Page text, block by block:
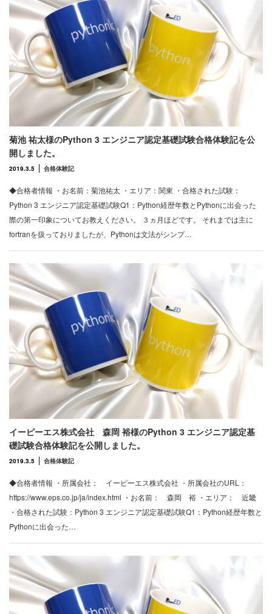
菊池 祐太様のPython 3 エンジニア認定基礎試験合格体験記を公
開しました。
2019.3.5 合格体験記
◆合格者情報 ・お名前：菊池祐太 ・エリア：関東 ・合格された試験：
Python 3 エンジニア認定基礎試験Q1：Python経歴年数とPythonに出会った
際の第一印象についてお教えください。 ３ヵ月ほどです。 それまでは主に
fortranを扱っておりましたが、Pythonは文法がシンプ…
イーピーエス株式会社 森岡 裕様のPython 3 エンジニア認定基
礎試験合格体験記を公開しました。
2019.3.5 合格体験記
◆合格者情報 ・所属会社： イーピーエス株式会社 ・所属会社のURL：
https://www.eps.co.jp/ja/index.html ・お名前： 森岡 裕 ・エリア： 近畿
・合格された試験：Python 3 エンジニア認定基礎試験Q1：Python経歴年数と
Pythonに出会った…